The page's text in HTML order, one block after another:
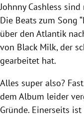
Johnny Cashless
Die Beats zum Song
über den Atlantik
von Black Milk, der
gearbeitet hat.
Alles super also?
dem Album leider
Gründe. Einerseits